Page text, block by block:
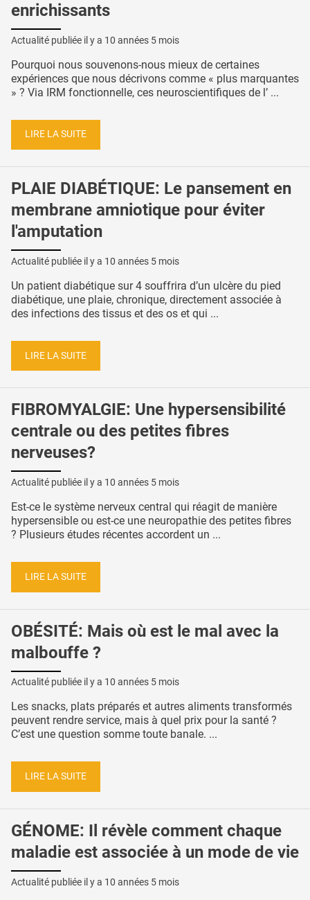
enrichissants
Actualité publiée il y a 10 années 5 mois
Pourquoi nous souvenons-nous mieux de certaines
expériences que nous décrivons comme « plus marquantes
» ? Via IRM fonctionnelle, ces neuroscientifiques de l’ ...
LIRE LA SUITE
PLAIE DIABÉTIQUE: Le pansement en
membrane amniotique pour éviter
l'amputation
Actualité publiée il y a 10 années 5 mois
Un patient diabétique sur 4 souffrira d’un ulcère du pied
diabétique, une plaie, chronique, directement associée à
des infections des tissus et des os et qui ...
LIRE LA SUITE
FIBROMYALGIE: Une hypersensibilité
centrale ou des petites fibres
nerveuses?
Actualité publiée il y a 10 années 5 mois
Est-ce le système nerveux central qui réagit de manière
hypersensible ou est-ce une neuropathie des petites fibres
? Plusieurs études récentes accordent un ...
LIRE LA SUITE
OBÉSITÉ: Mais où est le mal avec la
malbouffe ?
Actualité publiée il y a 10 années 5 mois
Les snacks, plats préparés et autres aliments transformés
peuvent rendre service, mais à quel prix pour la santé ?
C’est une question somme toute banale. ...
LIRE LA SUITE
GÉNOME: Il révèle comment chaque
maladie est associée à un mode de vie
Actualité publiée il y a 10 années 5 mois